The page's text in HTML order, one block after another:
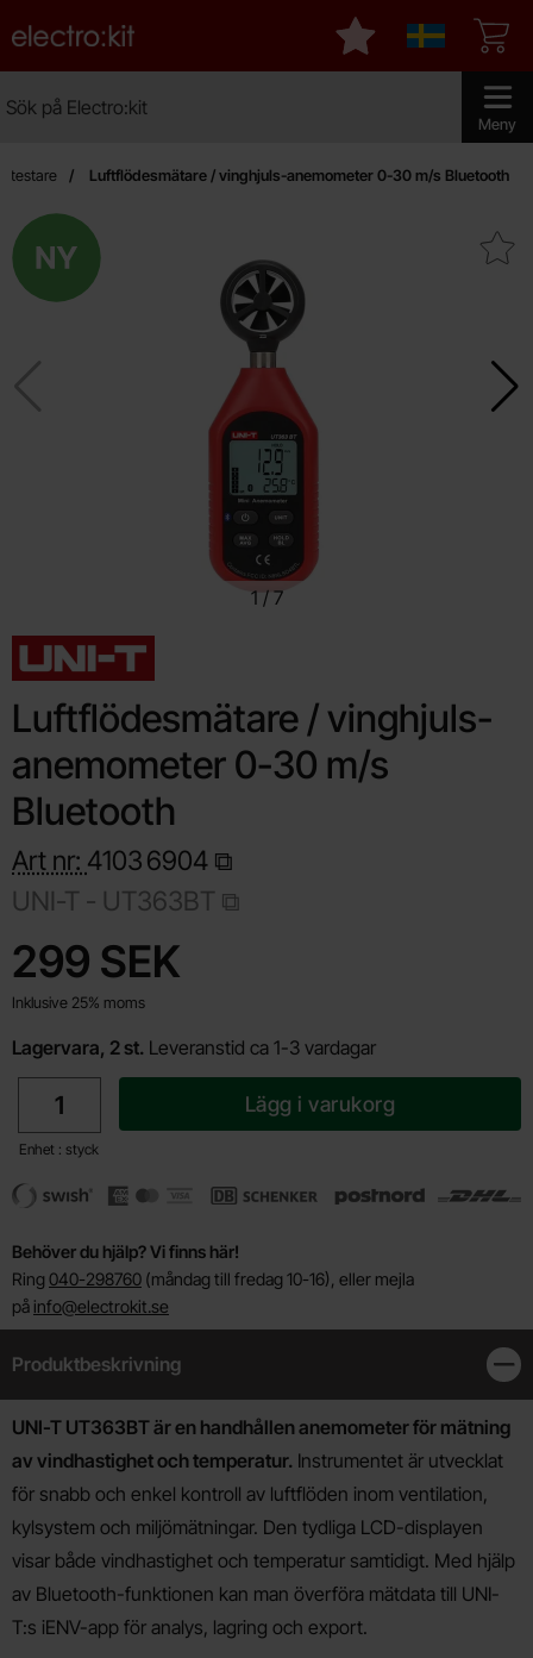
Meny
Startsidan för Electro:kit
Sverige
Mina favoriter
Luftflödesmätare / vinghjuls-anemometer 0-30 m/s Bluetooth
Makera luftflödesmätare / vinghjuls-
Ny
1 / 7
Luftflödesmätare / vinghjuls-
anemometer 0-30 m/s
Bluetooth
Art nr: 41036904
UNI-T - UT363BT
pris
299 SEK
Inklusive 25% moms
Lagervara, 2 st. Leveranstid ca 1-3 vardagar
Enhet : styck
Lägg i varukorg
Behöver du hjälp? Vi finns här!
Ring 040-298760 (måndag till fredag 10-16), eller mejla
på info@electrokit.se
Produktbeskrivning
Produktbeskrivning
UNI-T UT363BT är en handhållen anemometer för mätning
av vindhastighet och temperatur. Instrumentet är utvecklat
för snabb och enkel kontroll av luftflöden inom ventilation,
kylsystem och miljömätningar. Den tydliga LCD-displayen
visar både vindhastighet och temperatur samtidigt. Med hjälp
av Bluetooth-funktionen kan man överföra mätdata till UNI-
T:s iENV-app för analys, lagring och export.